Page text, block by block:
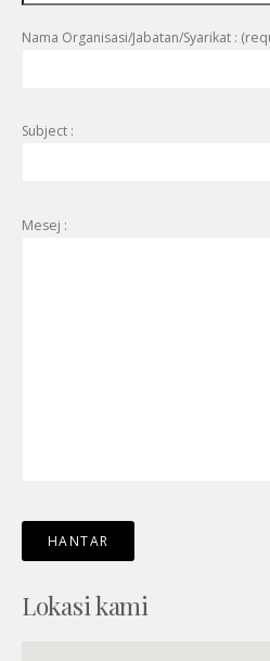
Nama Organisasi/Jabatan/Syarikat :
Subject :
Mesej :
Lokasi kami